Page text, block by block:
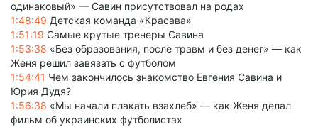
одинаковый» — Савин присутствовал на родах
1:48:49 Детская команда «Красава»
1:51:19 Самые крутые тренеры Савина
1:53:38 «Без образования, после травм и без денег» — как
Женя решил завязать с футболом
1:54:41 Чем закончилось знакомство Евгения Савина и
Юрия Дудя?
1:56:38 «Мы начали плакать взахлеб» — как Женя делал
фильм об украинских футболистах